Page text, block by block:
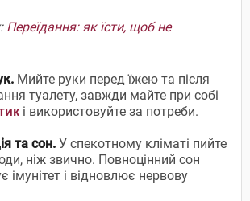
Переїдання: як їсти, щоб не
Мийте руки перед їжею та після
туалету, завжди майте при собі
і використовуйте за потреби.
та сон. У спекотному кліматі пийте
ніж звично. Повноцінний сон
імунітет і відновлює нервову